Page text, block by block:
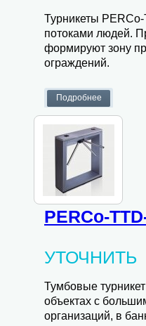
Турникеты
потоками людей.
формируют зону
ограждений.
PERCo-
УТОЧНИТЬ
Тумбовые
объектах с
организаций, в